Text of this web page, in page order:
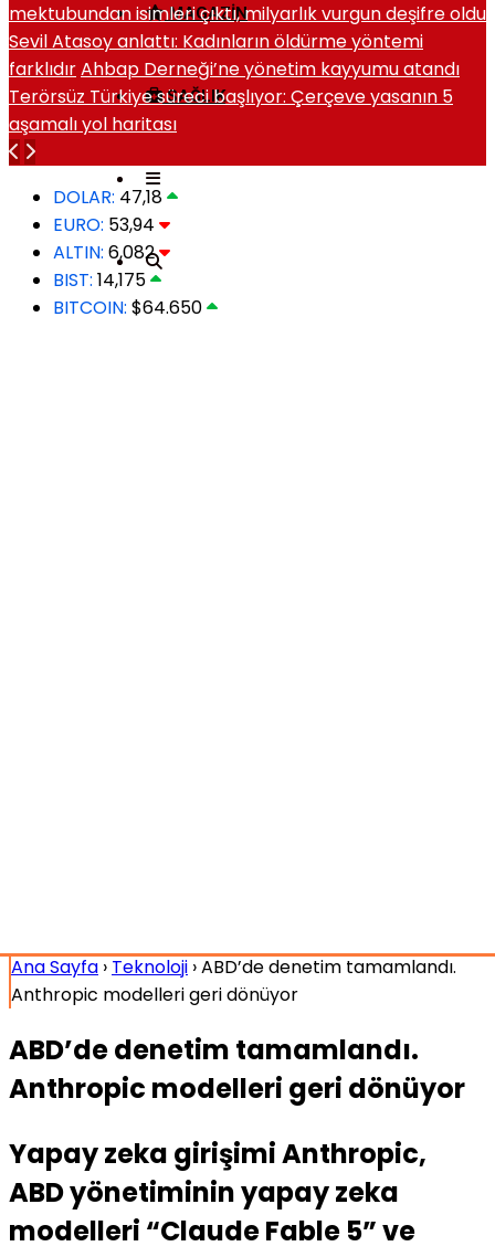
MAGAZIN
SAĞLIK
mektubundan isimleri çıktı, milyarlık vurgun deşifre oldu
Sevil Atasoy anlattı: Kadınların öldürme yöntemi
farklıdırAhbap Derneği’ne yönetim kayyumu atandı
Terörsüz Türkiye süreci başlıyor: Çerçeve yasanın 5
aşamalı yol haritası
DOLAR: 47,18
EURO: 53,94
ALTIN: 6,082
BIST: 14,175
BITCOIN: $64.650
Ana Sayfa › Teknoloji ›ABD’de denetim tamamlandı.
Anthropic modelleri geri dönüyor
ABD’de denetim tamamlandı.
Anthropic modelleri geri dönüyor
Yapay zeka girişimi Anthropic,
ABD yönetiminin yapay zeka
modelleri “Claude Fable 5” ve